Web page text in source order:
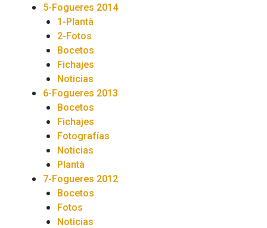
5-Fogueres 2014
1-Plantà
2-Fotos
Bocetos
Fichajes
Noticias
6-Fogueres 2013
Bocetos
Fichajes
Fotografías
Noticias
Plantà
7-Fogueres 2012
Bocetos
Fotos
Noticias